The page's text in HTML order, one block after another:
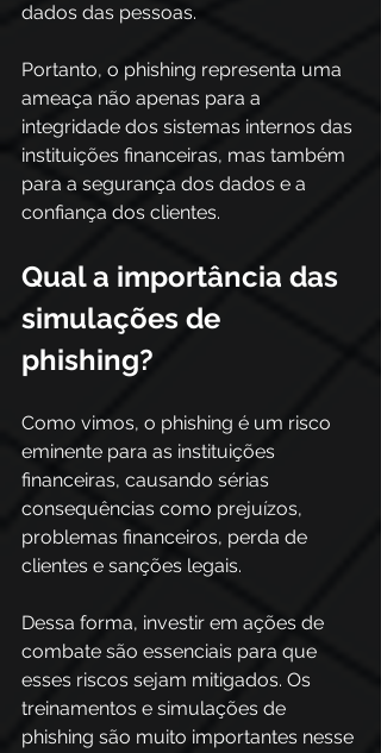
dados das pessoas.
Portanto, o phishing representa uma
ameaça não apenas para a
integridade dos sistemas internos das
instituições financeiras, mas também
para a segurança dos dados e a
confiança dos clientes.
Qual a importância das
simulações de
phishing?
Como vimos, o phishing é um risco
eminente para as instituições
financeiras, causando sérias
consequências como prejuízos,
problemas financeiros, perda de
clientes e sanções legais.
Dessa forma, investir em ações de
combate são essenciais para que
esses riscos sejam mitigados. Os
treinamentos e simulações de
phishing são muito importantes nesse